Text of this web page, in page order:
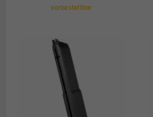
vorbestellbar